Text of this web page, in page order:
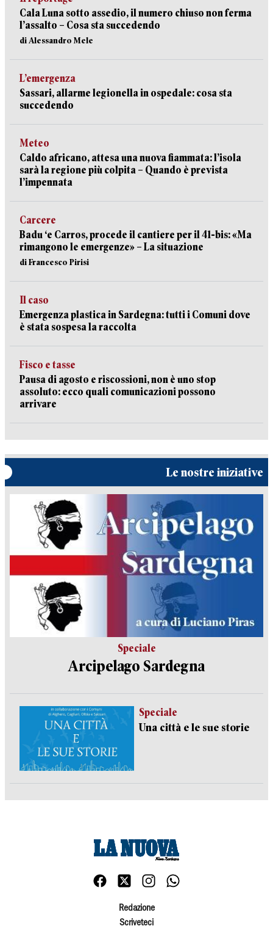
Cala Luna sotto assedio, il numero chiuso non ferma
l’assalto – Cosa sta succedendo
di Alessandro Mele
L’emergenza
Sassari, allarme legionella in ospedale: cosa sta
succedendo
Meteo
Caldo africano, attesa una nuova fiammata: l’isola
sarà la regione più colpita – Quando è prevista
l’impennata
Carcere
Badu ‘e Carros, procede il cantiere per il 41-bis: «Ma
rimangono le emergenze» – La situazione
di Francesco Pirisi
Il caso
Emergenza plastica in Sardegna: tutti i Comuni dove
è stata sospesa la raccolta
Fisco e tasse
Pausa di agosto e riscossioni, non è uno stop
assoluto: ecco quali comunicazioni possono
arrivare
Le nostre iniziative
Speciale
Arcipelago Sardegna
Speciale
Una città e le sue storie
Redazione
Scriveteci